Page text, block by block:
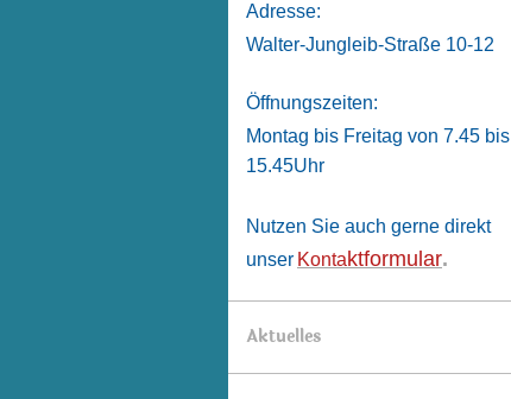
Adresse:
Walter-Jungleib-Straße 10-12
Öffnungszeiten:
Montag bis Freitag von 7.45 bis
15.45Uhr
Nutzen Sie auch gerne direkt
unser Kontaktformular.
Aktuelles